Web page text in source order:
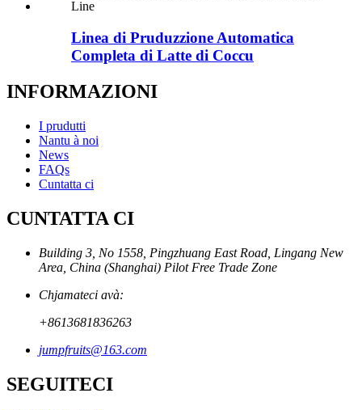
Linea di Pruduzzione Automatica
Completa di Latte di Coccu
INFORMAZIONI
I prudutti
Nantu à noi
News
FAQs
Cuntatta ci
CUNTATTA CI
Building 3, No 1558, Pingzhuang East Road, Lingang New
Area, China (Shanghai) Pilot Free Trade Zone
Chjamateci avà:
+8613681836263
jumpfruits@163.com
SEGUITECI